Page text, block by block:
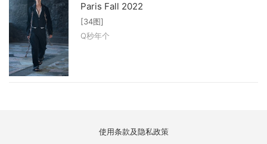
Paris Fall 2022
[34图]
Q秒年个
使用条款及隐私政策